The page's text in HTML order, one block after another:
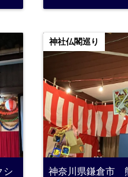
シ
神社仏閣巡り
神奈川県鎌倉市